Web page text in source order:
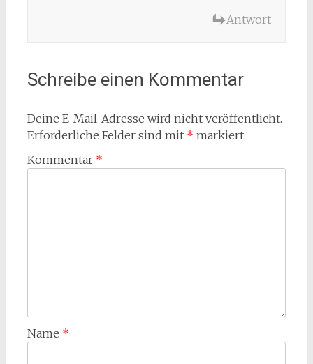
Antwort
Schreibe einen Kommentar
Deine E-Mail-Adresse wird nicht veröffentlicht.
Erforderliche Felder sind mit * markiert
Kommentar *
Name *